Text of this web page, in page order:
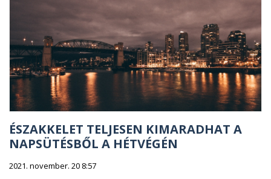
ÉSZAKKELET TELJESEN KIMARADHAT A
NAPSÜTÉSBŐL A HÉTVÉGÉN
2021. november. 20 8:57